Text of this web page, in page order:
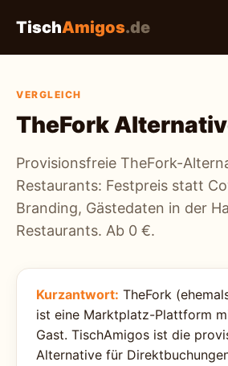
TischAmigos.de
VERGLEICH
TheFork
Provisionsfreie TheFork-
Restaurants: Festpreis statt
Branding, Gästedaten in der
Restaurants. Ab 0 €.
Kurzantwort: TheFork
ist eine Marktplatz-Plattform
Gast. TischAmigos ist die
Alternative für